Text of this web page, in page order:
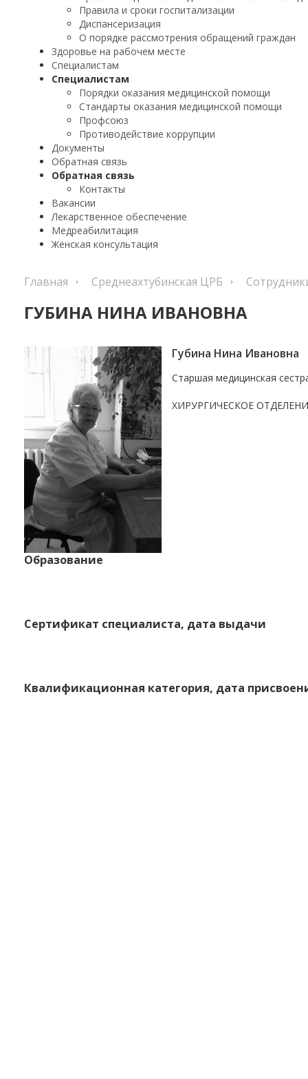
Правила и сроки госпитализации
Диспансеризация
О порядке рассмотрения обращений граждан
Здоровье на рабочем месте
Специалистам
Специалистам
Порядки оказания медицинской помощи
Стандарты оказания медицинской помощи
Профсоюз
Противодействие коррупции
Документы
Обратная связь
Обратная связь
Контакты
Вакансии
Лекарственное обеспечение
Медреабилитация
Женская консультация
Главная Среднеахтубинская ЦРБ
ГУБИНА НИНА ИВАНОВНА
Губина Нина Ивановна
Старшая медицинская
ХИРУРГИЧЕСКОЕ
Образование
Сертификат специалиста, дата выдачи
Квалификационная категория, дата